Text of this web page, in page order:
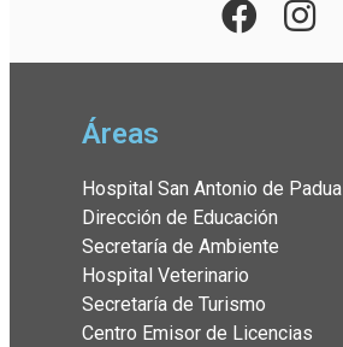
Áreas
Hospital San Antonio de Padua
Dirección de Educación
Secretaría de Ambiente
Hospital Veterinario
Secretaría de Turismo
Centro Emisor de Licencias